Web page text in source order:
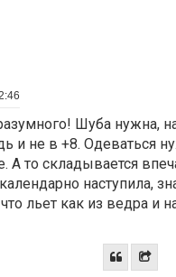
Шуба нужна,
и не в +8. Одеваться
А то складывается
наступила,
льет как из ведра и